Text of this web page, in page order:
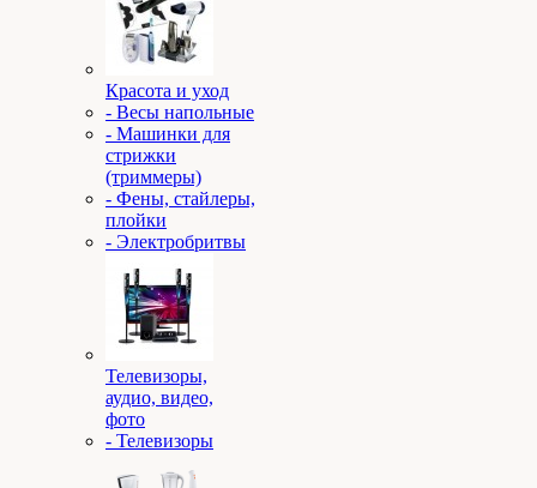
Красота и уход
- Весы напольные
- Машинки для
стрижки
(триммеры)
- Фены, стайлеры,
плойки
- Электробритвы
Телевизоры,
аудио, видео,
фото
- Телевизоры